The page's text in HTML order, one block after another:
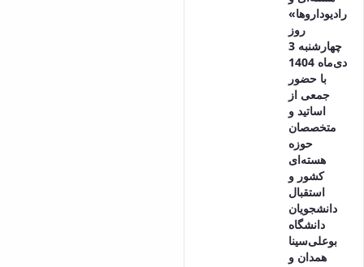
رادیوداروها»
روز
چهارشنبه 3
دی‌ماه 1404
با حضور
جمعی از
اساتید و
متخصصان
حوزه
هسته‌ای
کشور و
استقبال
دانشجویان
دانشگاه
بوعلی‌سینا
همدان و